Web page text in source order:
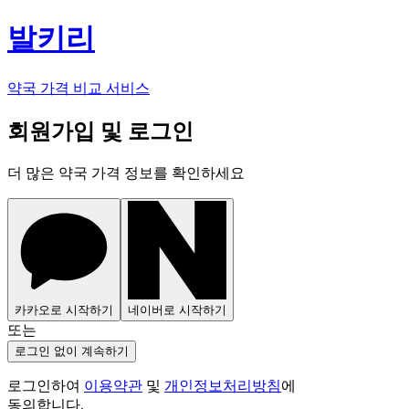
발키리
약국 가격 비교 서비스
회원가입 및 로그인
더 많은 약국 가격 정보를 확인하세요
카카오로 시작하기 네이버로 시작하기
또는
로그인 없이 계속하기
로그인하여 이용약관 및 개인정보처리방침에
동의합니다.